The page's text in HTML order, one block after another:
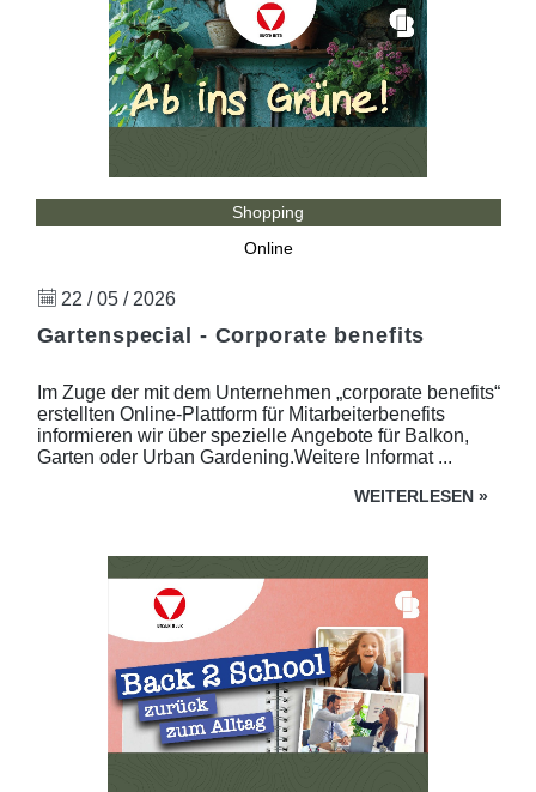
Shopping
Online
22 / 05 / 2026
Gartenspecial - Corporate benefits
Im Zuge der mit dem Unternehmen „corporate benefits“
erstellten Online-Plattform für Mitarbeiterbenefits
informieren wir über spezielle Angebote für Balkon,
Garten oder Urban Gardening.Weitere Informat ...
WEITERLESEN »